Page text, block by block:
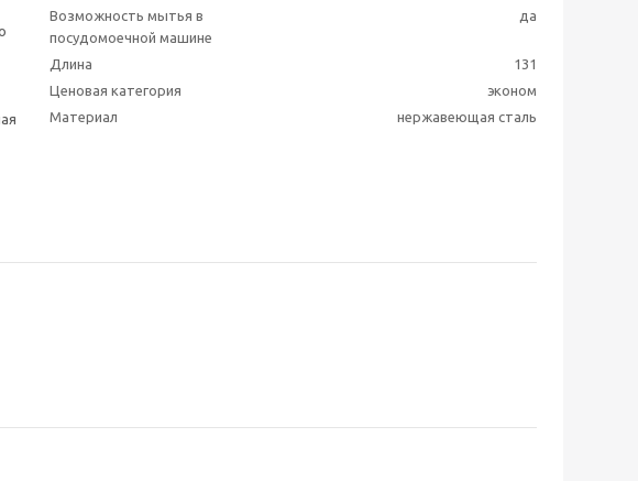
Возможность мытья в
посудомоечной машине
да
Длина
131
Ценовая категория
эконом
Материал
нержавеющая сталь